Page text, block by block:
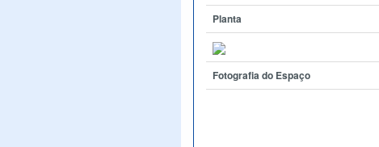
Planta
Fotografia do Espaço